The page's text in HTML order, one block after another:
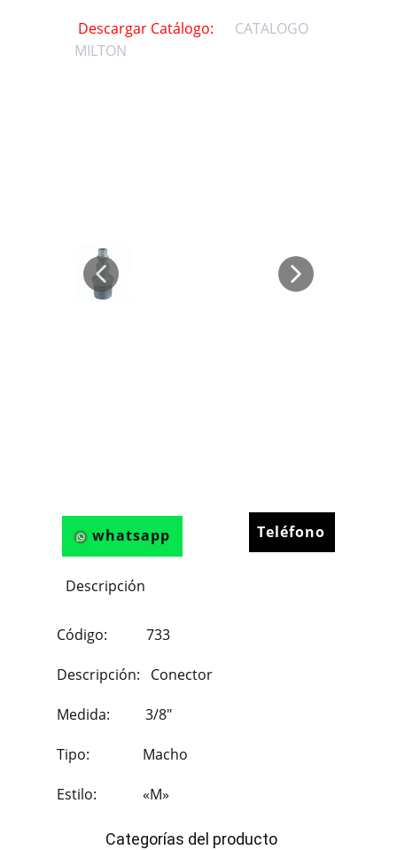
Descargar Catálogo:
CATALOGO
MILTON
whatsapp Teléfono
Descripción
Código: 733
Descripción: Conector
Medida: 3/8″
Tipo: Macho
Estilo: «M»
Categorías del producto